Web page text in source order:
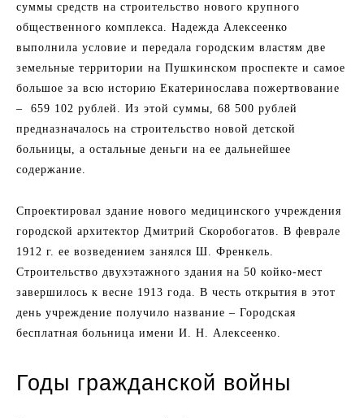
суммы средств на строительство нового крупного
общественного комплекса. Надежда Алексеенко
выполнила условие и передала городским властям две
земельные территории на Пушкинском проспекте и самое
большое за всю историю Екатеринослава пожертвование
– 659 102 рублей. Из этой суммы, 68 500 рублей
предназначалось на строительство новой детской
больницы, а остальные деньги на ее дальнейшее
содержание.
Спроектировал здание нового медицинского учреждения
городской архитектор Дмитрий Скоробогатов. В феврале
1912 г. ее возведением занялся Ш. Френкель.
Строительство двухэтажного здания на 50 койко-мест
завершилось к весне 1913 года. В честь открытия в этот
день учреждение получило название – Городская
бесплатная больница имени И. Н. Алексеенко.
Годы гражданской войны